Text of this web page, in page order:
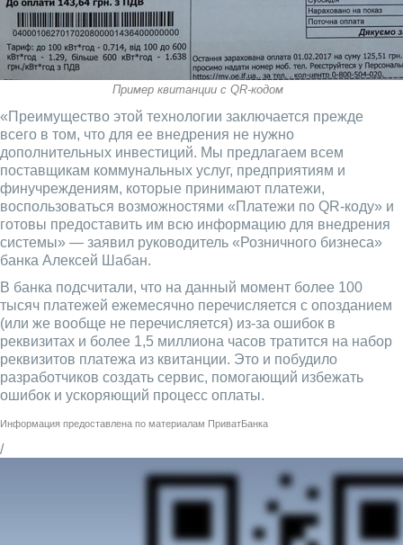
Пример квитанции с QR-кодом
«Преимущество этой технологии заключается прежде
всего в том, что для ее внедрения не нужно
дополнительных инвестиций. Мы предлагаем всем
поставщикам коммунальных услуг, предприятиям и
финучреждениям, которые принимают платежи,
воспользоваться возможностями «Платежи по QR-коду» и
готовы предоставить им всю информацию для внедрения
системы» — заявил руководитель «Розничного бизнеса»
банка Алексей Шабан.
В банка подсчитали, что на данный момент более 100
тысяч платежей ежемесячно перечисляется с опозданием
(или же вообще не перечисляется) из-за ошибок в
реквизитах и более 1,5 миллиона часов тратится на набор
реквизитов платежа из квитанции. Это и побудило
разработчиков создать сервис, помогающий избежать
ошибок и ускоряющий процесс оплаты.
Информация предоставлена по материалам ПриватБанка
/